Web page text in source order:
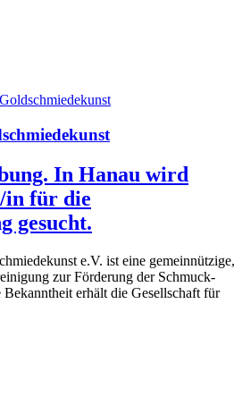
In Hanau wird
in für die
gesucht.
e.V. ist eine gemeinnützige,
zur Förderung der Schmuck-
erhält die Gesellschaft für